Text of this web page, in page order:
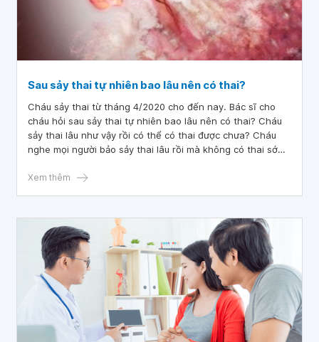
Sau sảy thai tự nhiên bao lâu nên có thai?
Cháu sảy thai từ tháng 4/2020 cho đến nay. Bác sĩ cho
cháu hỏi sau sảy thai tự nhiên bao lâu nên có thai? Cháu
sảy thai lâu như vậy rồi có thể có thai được chưa? Cháu
nghe mọi người bảo sảy thai lâu rồi mà không có thai sớm
không thưa bác sĩ?
Xem thêm